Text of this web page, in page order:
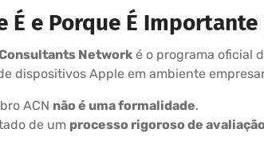
É e Porque É
Network é o programa oficial
dispositivos Apple em ambiente
ACN não é uma formalidade.
de um processo rigoroso de